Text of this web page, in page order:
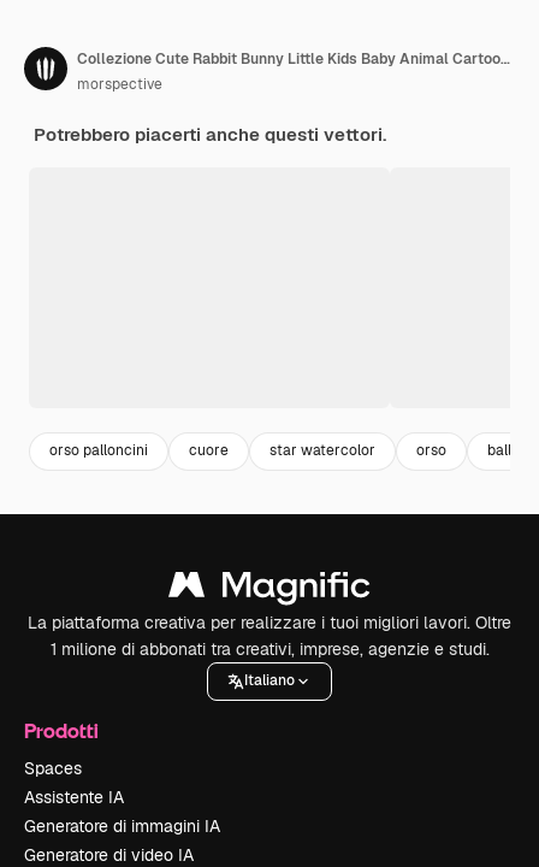
Collezione Cute Rabbit Bunny Little Kids Baby Animal Cartoon Clipart doodle
morspective
Potrebbero piacerti anche questi vettori.
orso palloncini cuore star watercolor orso
La piattaforma creativa per realizzare i tuoi migliori lavori. Oltre
1 milione di abbonati tra creativi, imprese, agenzie e studi.
Italiano
Prodotti
Spaces
Assistente IA
Generatore di immagini IA
Generatore di video IA